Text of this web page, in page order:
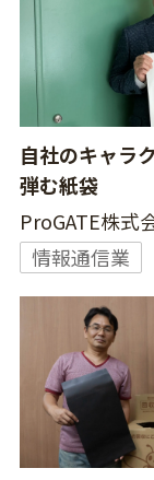
自社のキャラ
弾む紙袋
ProGATE株式
情報通信業